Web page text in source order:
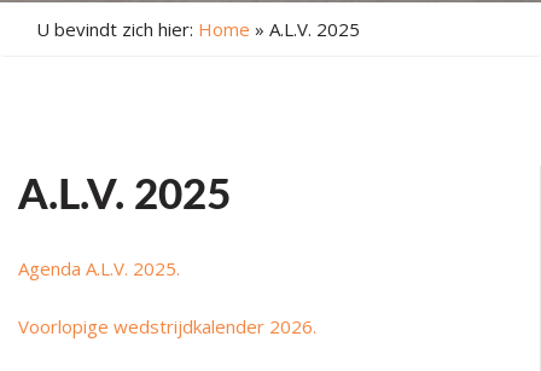
U bevindt zich hier: Home » A.L.V. 2025
A.L.V. 2025
Agenda A.L.V. 2025.
Voorlopige wedstrijdkalender 2026.